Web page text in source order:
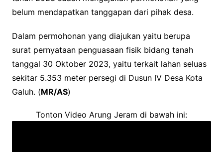
belum mendapatkan tanggapan dari pihak desa.
Dalam permohonan yang diajukan yaitu berupa
surat pernyataan penguasaan fisik bidang tanah
tanggal 30 Oktober 2023, yaitu terkait lahan seluas
sekitar 5.353 meter persegi di Dusun IV Desa Kota
Galuh. (MR/AS)
Tonton Video Arung Jeram di bawah ini: